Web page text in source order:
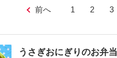
前へ 1 2 3
うさぎおにぎりのお弁当